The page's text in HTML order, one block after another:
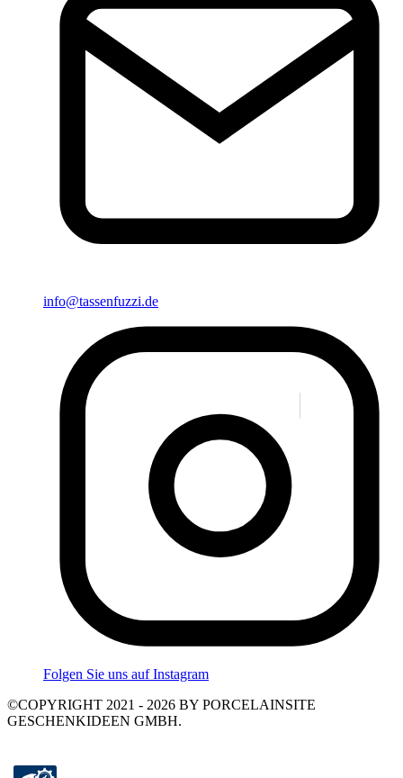
info@tassenfuzzi.de
Folgen Sie uns auf Instagram
©COPYRIGHT 2021 - 2026 BY PORCELAINSITE
GESCHENKIDEEN GMBH.